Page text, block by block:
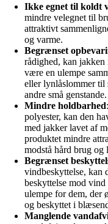
Ikke egnet til koldt
mindre velegnet til
attraktivt
og varme.
Begrænset
rådighed, kan
være en ulempe
eller lynlåslommer til
andre små genstande.
Mindre holdbarhed
polyester, kan den
med jakker lavet af
produktet mindre
modstå hård brug og
Begrænset
vindbeskyttelse, kan
beskyttelse mod
ulempe for dem, der
og beskyttet i
Manglende